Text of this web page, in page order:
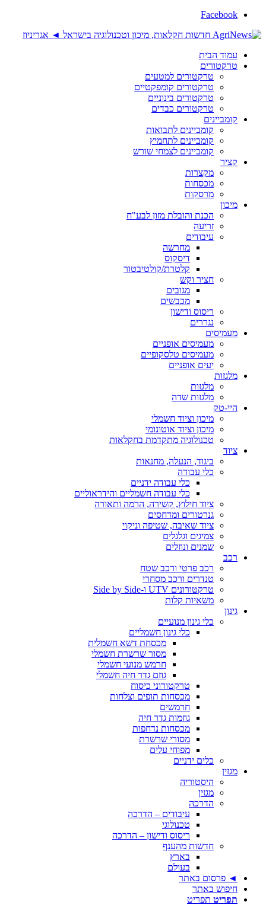
Facebook
עמוד הבית
טרקטורים
טרקטורים למטעים
טרקטורים קומפקטיים
טרקטורים בינוניים
טרקטורים כבדים
קומביינים
קומביינים לתבואות
קומביינים לתחמיץ
קומביינים לצמחי שורש
קציר
מקצרות
מכסחות
מרסקות
מיכון
הכנת והובלת מזון לבע"ח
זריעה
עיבודים
מחרשה
דיסקוס
קלטרת/קולטיבטור
חציר וקש
מגובים
מכבשים
ריסוס ודישון
נגררים
מעמיסים
מעמיסים אופניים
מעמיסים טלסקופיים
יעים אופניים
מלגזות
מלגזות
מלגזות שדה
היי-טק
מיכון וציוד חשמלי
מיכון וציוד אוטונומי
טכנולוגיה מתקדמת בחקלאות
ציוד
ביגוד, הנעלה, מחנאות
כלי עבודה
כלי עבודה ידניים
כלי עבודה חשמליים והידראוליים
ציוד חילוץ, קשירה, הרמה ותאורה
גנרטורים ומדחסים
ציוד שאיבה, שטיפה וניקוי
צמיגים וגלגלים
שמנים ונוזלים
רכב
רכב פרטי ורכב שטח
טנדרים ורכב מסחרי
טרקטורונים UTV ו-Side by Side
משאיות קלות
גינון
כלי גינון מנועיים
כלי גינון חשמליים
מכסחת דשא חשמלית
מסור שרשרת חשמלי
חרמש מנועי חשמלי
גוזם גדר חיה חשמלי
טרקטורוני כיסוח
מכסחות תופים וצלחות
חרמשים
גוזמות גדר חיה
מכסחות נדחפות
מסורי שרשרת
מפוחי עלים
כלים ידניים
מגזין
היסטוריה
מגזין
הדרכה
עיבודים – הדרכה
טכנולוגי
ריסוס ודישון – הדרכה
חדשות מהענף
בארץ
בעולם
◄ פרסום באתר
חיפוש באתר
תפריט תפריט